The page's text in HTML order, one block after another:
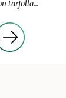
tarjolla…